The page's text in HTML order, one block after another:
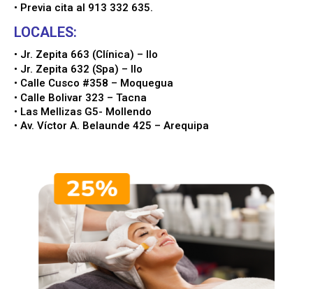
• Previa cita al 913 332 635.
LOCALES:
• Jr. Zepita 663 (Clínica) – Ilo
• Jr. Zepita 632 (Spa) – Ilo
• Calle Cusco #358 – Moquegua
• Calle Bolivar 323 – Tacna
• Las Mellizas G5- Mollendo
• Av. Víctor A. Belaunde 425 – Arequipa